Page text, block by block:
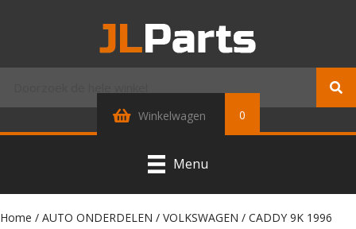
Winkelwagen 0
Menu
Home / AUTO ONDERDELEN / VOLKSWAGEN / CADDY 9K 1996